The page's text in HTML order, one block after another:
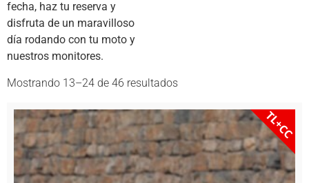
fecha, haz tu reserva y
disfruta de un maravilloso
día rodando con tu moto y
nuestros monitores.
Mostrando 13–24 de 46 resultados
TL+CC